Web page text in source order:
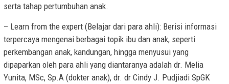
serta tahap pertumbuhan anak.
– Learn from the expert (Belajar dari para ahli): Berisi informasi
terpercaya mengenai berbagai topik ibu dan anak, seperti
perkembangan anak, kandungan, hingga menyusui yang
dipaparkan oleh para ahli yang diantaranya adalah dr. Melia
Yunita, MSc, Sp.A (dokter anak), dr. dr Cindy J. Pudjiadi SpGK